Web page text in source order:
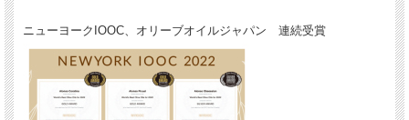
ニューヨークIOOC、オリーブオイルジャパン 連続受賞